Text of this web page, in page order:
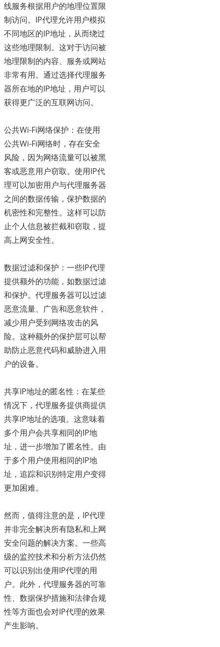
线服务根据用户的地理位置限
制访问。IP代理允许用户模拟
不同地区的IP地址，从而绕过
这些地理限制。这对于访问被
地理限制的内容、服务或网站
非常有用。通过选择代理服务
器所在地的IP地址，用户可以
获得更广泛的互联网访问。
公共Wi-Fi网络保护：在使用
公共Wi-Fi网络时，存在安全
风险，因为网络流量可以被黑
客或恶意用户窃取。使用IP代
理可以加密用户与代理服务器
之间的数据传输，保护数据的
机密性和完整性。这样可以防
止个人信息被拦截和窃取，提
高上网安全性。
数据过滤和保护：一些IP代理
提供额外的功能，如数据过滤
和保护。代理服务器可以过滤
恶意流量、广告和恶意软件，
减少用户受到网络攻击的风
险。这种额外的保护层可以帮
助防止恶意代码和威胁进入用
户的设备。
共享IP地址的匿名性：在某些
情况下，代理服务提供商提供
共享IP地址的选项。这意味着
多个用户会共享相同的IP地
址，进一步增加了匿名性。由
于多个用户使用相同的IP地
址，追踪和识别特定用户变得
更加困难。
然而，值得注意的是，IP代理
并非完全解决所有隐私和上网
安全问题的解决方案。一些高
级的监控技术和分析方法仍然
可以识别出使用IP代理的用
户。此外，代理服务器的可靠
性、数据保护措施和法律合规
性等方面也会对IP代理的效果
产生影响。